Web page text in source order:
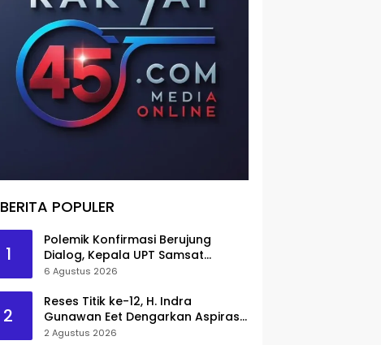
BERITA POPULER
1
Polemik Konfirmasi Berujung
Dialog, Kepala UPT Samsat
Bengkalis Minta Maaf
6 Agustus 2026
2
Reses Titik ke-12, H. Indra
Gunawan Eet Dengarkan Aspirasi
Senggoro
2 Agustus 2026